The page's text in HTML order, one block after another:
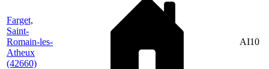
Farget,
Saint-
Romain-les-
Atheux
(42660)
AI10